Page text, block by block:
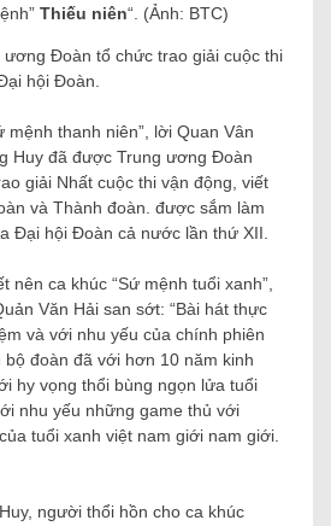
Thiếu niên“. (Ảnh: BTC)
ương Đoàn tổ chức trao giải cuộc thi
hội Đoàn.
mệnh thanh niên”, lời Quan Vân
Huy đã được Trung ương Đoàn
giải Nhất cuộc thi vận động, viết
và Thành đoàn. được sắm làm
Đại hội Đoàn cả nước lần thứ XII.
nên ca khúc “Sứ mệnh tuổi xanh”,
Văn Hải san sớt: “Bài hát thực
và với nhu yếu của chính phiên
bộ đoàn đã với hơn 10 năm kinh
hy vọng thổi bùng ngọn lửa tuổi
nhu yếu những game thủ với
tuổi xanh việt nam giới nam giới.
người thổi hồn cho ca khúc